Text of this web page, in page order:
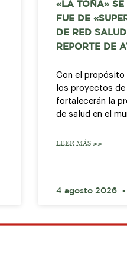
«LA TOÑA» SE
FUE DE
DE RED
REPORTE DE
Con el propósito
los proyectos
fortalecerán la
de salud en el
LEER MÁS >>
4 agosto 2026